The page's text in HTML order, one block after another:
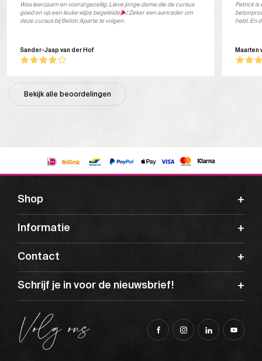
Sander-Jaap van der Hof
Was leerzaam en vooral gezellig. Lieve jonge dame die de cursus
goed en op een leuke wijze begeleide
! Zeker een aanrader om
deze cursus bij Beton Aparte te volgen.
Maarten
Patrick is
hebt. En
Bekijk alle beoordelingen
Shop
Informatie
Contact
Schrijf je in voor de nieuwsbrief!
Volg ons